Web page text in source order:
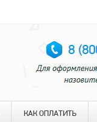
КАК ОПЛАТИТЬ